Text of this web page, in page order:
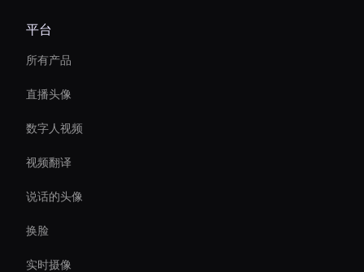
平台
所有产品
直播头像
数字人视频
视频翻译
说话的头像
换脸
实时摄像